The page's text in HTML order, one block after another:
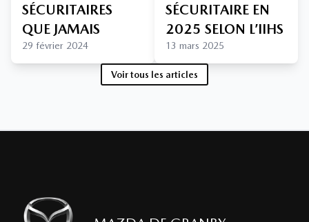
SÉCURITAIRES
QUE JAMAIS
29 février 2024
SÉCURITAIRE EN
2025 SELON L’IIHS
13 mars 2025
Voir tous les articles